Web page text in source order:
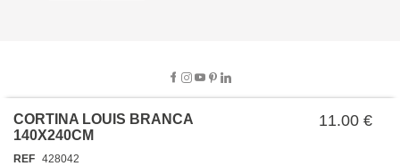
CORTINA LOUIS BRANCA
140X240CM
11.00 €
REF 428042